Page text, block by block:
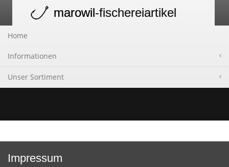
navigation
marowil-fischereiartikel
Home
Informationen
Unser Sortiment
Impressum